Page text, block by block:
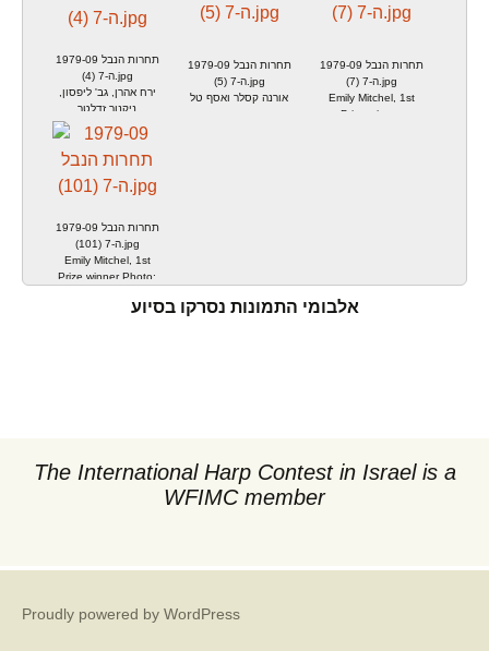
1979-09 תחרות הנבל
ה-7 (4).jpg
ירח אהרן, גב' ליפסון,
ניקנור זדלטר
1979-09 תחרות הנבל
ה-7 (5).jpg
אורנה קסלר ואסף טל
1979-09 תחרות הנבל
ה-7 (7).jpg
Emily Mitchel, 1st
Prize winner
1979-09 תחרות הנבל
ה-7 (101).jpg
Emily Mitchel, 1st
Prize winner Photo:
Jerusalemאלבומי התמונות נסרקו בסיוע
The International Harp Contest in Israel is a
WFIMC member
Proudly powered by WordPress